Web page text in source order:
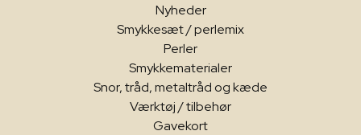
Nyheder
Smykkesæt / perlemix
Perler
Smykkematerialer
Snor, tråd, metaltråd og kæde
Værktøj / tilbehør
Gavekort